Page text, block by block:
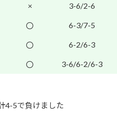
× 3-6/2-6
〇 6-3/7-5
〇 6-2/6-3
〇 3-6/6-2/6-3
4-5で負けました